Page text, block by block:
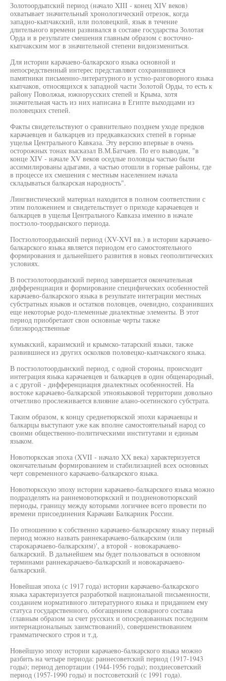
Золотоордыпский период (начало XIII - конец XIV веков)
охватывает значительный хронологический отрезок, когда
западно-кыпчакский, или половецкий, язык в течение
длительного времени развивался в составе государства Золотая
Орда и в результате смешения главным образом с восточно-
кыпчакским мог в значительной степени видоизмениться.
Для истории карачаево-балкарского языка основной и
непосредственный интерес представляют сохранившиеся
памятники письменно-литературного и устно-разговорного языка
кыпчаков, относящихся к западной части Золотой Орды, то есть к
району Поволжья, южнорусских степей и Крыма, хотя
значительная часть из них написана в Египте выходцами из
половецких степей.
Факты свидетельствуют о сравнительно позднем уходе предков
карачаевцев и балкарцев из предкавказских степей в горные
ущелья Центрального Кавказа. Эту версию впервые в очень
осторожных тонах высказал В.М.Батчаев. По его выводам, "в
конце XIV - начале XV веков оседлые половцы частью были
ассимилированы адыгами, а частью отошли в горные районы, где
в процессе их смешения с местным населением начала
складываться балкарская народность".
Лингвистический материал находится в полном соответствии с
этим положением и свидетельствует о приходе карачаевцев и
балкарцев в ущелья Центрального Кавказа именно в начале
постзоло-тоордынского периода.
Постзолотоордыиский период (XV-XVI вв.) в истории карачаево-
балкарского языка является периодом его самостоятельного
формирования и дальнейшего развития в новых геополитических
условиях.
В постзолотоордыиский период завершается окончательная
дифференциация и формирование специфических особенностей
карачаево-балкарского языка в результате интеграции местных
субстратных языков и остатков половцев, очевидно, сохранивших
еще некоторые родо-племенные диалектные элементы. В этот
период приобретают свои основные черты также
близкородственные
кумыкский, караимский и крымско-татарский языки, также
развившиеся из других осколков половецко-кыпчакского языка.
В постзолотоордынский период, с одной стороны, происходит
интеграция языка карачаевцев и балкарцев в один общенародный,
а с другой - дифференциация диалектных особенностей. На
востоке карачаево-балкарской этноязыковой территории довольно
отчетливо прослеживается влияние алано-осетинского субстрата.
Таким образом, к концу среднетюркской эпохи карачаевцы и
балкарцы выступают уже как вполне самостоятельный народ со
своими общественно-политическими институтами и единым
языком.
Новотюркская эпоха (XVII - начало XX века) характеризуется
окончательным формированием и стабилизацией всех основных
черт современного карачаево-балкарского языка.
Новотюркскую эпоху истории карачаево-балкарского языка можно
подразделять на раннемовотюркский и поздненовотюркский
периоды, границу между которыми логичнее всего провести по
времени присоединения Карачаяи Балкариик России.
По отношению к собственно карачаево-балкарскому языку первый
период можно назвать раннекарачаево-балкарским (или
старокарачаево-балкарским)', а второй - новокарачаево-
балкарский. В дальнейшем мы будет пользоваться в основном
терминами раннекарачаево-балкарский и новокарачаево-
балкарский.
Новейшая эпоха (с 1917 года) истории карачаево-балкарского
языка характеризуется разработкой национальной письменности,
созданием нормативного литературного языка и приданием ему
статуса государственного, обогащением словарного состава
(главным образом за счет русских и опосредованных последним
интернациональных заимствований), совершенствованием
грамматического строя и т.д.
Новейшую эпоху истории карачаево-балкарского языка можно
разбить на четыре периода: раннесоветский период (1917-1943
годы); период депортации (1944-1956 годы); поздиесоветский
период (1957-1990 годы) и постсоветский (с 1991 года).